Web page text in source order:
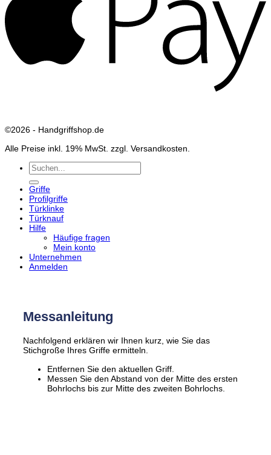
©2026 - Handgriffshop.de
Alle Preise inkl. 19% MwSt. zzgl. Versandkosten.
Suchen
nach:
Griffe
Profilgriffe
Türklinke
Türknauf
Hilfe
Häufige fragen
Mein konto
Unternehmen
Anmelden
Messanleitung
Nachfolgend erklären wir Ihnen kurz, wie Sie das
Stichgroße Ihres Griffe ermitteln.
Entfernen Sie den aktuellen Griff.
Messen Sie den Abstand von der Mitte des ersten
Bohrlochs bis zur Mitte des zweiten Bohrlochs.